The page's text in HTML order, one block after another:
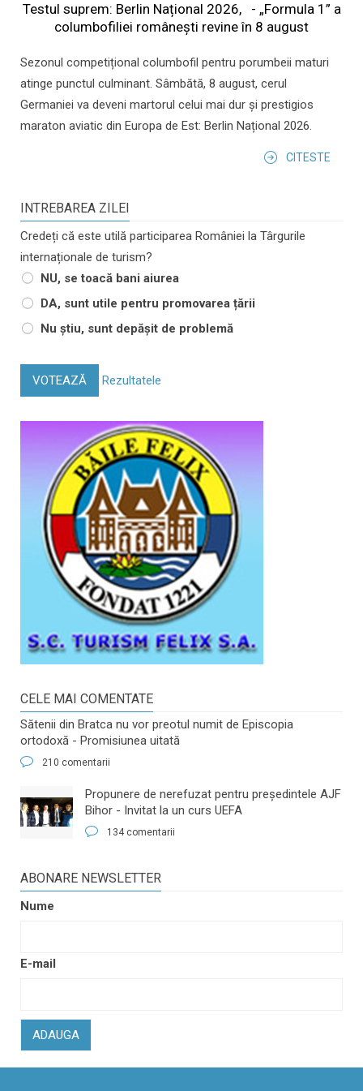
Testul suprem: Berlin Național 2026, - „Formula 1” a
columbofiliei româneşti revine în 8 august
Sezonul competițional columbofil pentru porumbeii maturi
atinge punctul culminant. Sâmbătă, 8 august, cerul
Germaniei va deveni martorul celui mai dur și prestigios
maraton aviatic din Europa de Est: Berlin Național 2026.
CITESTE
INTREBAREA ZILEI
Credeți că este utilă participarea României la Târgurile
internaționale de turism?
NU, se toacă bani aiurea
DA, sunt utile pentru promovarea țării
Nu știu, sunt depășit de problemă
VOTEAZĂ Rezultatele
CELE MAI COMENTATE
Sătenii din Bratca nu vor preotul numit de Episcopia
ortodoxă - Promisiunea uitată
210 comentarii
​Propunere de nerefuzat pentru preşedintele AJF
Bihor - Invitat la un curs UEFA
134 comentarii
ABONARE NEWSLETTER
Nume
E-mail
ADAUGA